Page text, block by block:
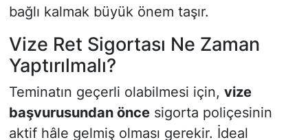
bağlı kalmak büyük önem taşır.
Vize Ret Sigortası Ne Zaman
Yaptırılmalı?
Teminatın geçerli olabilmesi için, vize
başvurusundan öncesigorta poliçesinin
aktif hâle gelmiş olması gerekir. İdeal